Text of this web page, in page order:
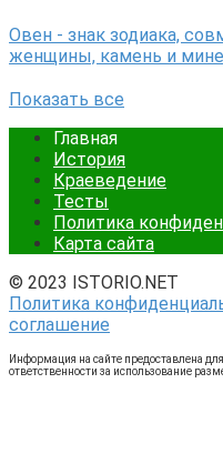
Овен - знак зодиака,
женщины, камень и
Показать все
Главная
История
Краеведение
Тесты
Политика
Карта сайта
© 2023 ISTORIO.NET
Политика
соглашение
Информация на сайте предоставлена
ответственности за использование